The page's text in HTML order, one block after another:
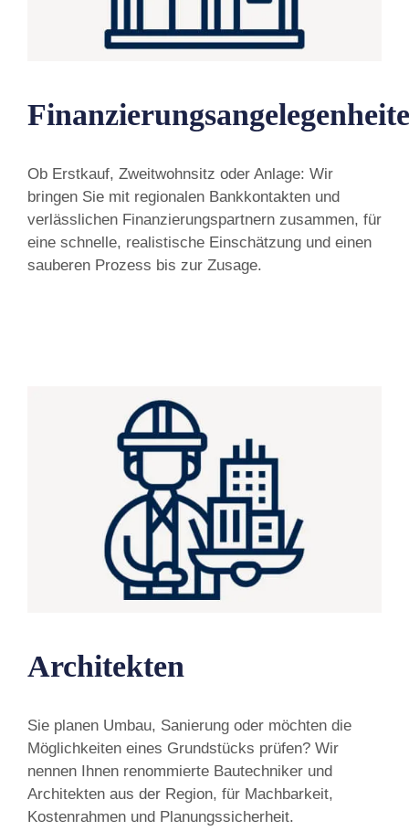
Ob Erstkauf, Zweitwohnsitz oder Anlage: Wir
bringen Sie mit regionalen Bankkontakten und
verlässlichen Finanzierungspartnern zusammen, für
eine schnelle, realistische Einschätzung und einen
sauberen Prozess bis zur Zusage.
Architekten
Sie planen Umbau, Sanierung oder möchten die
Möglichkeiten eines Grundstücks prüfen? Wir
nennen Ihnen renommierte Bautechniker und
Architekten aus der Region, für Machbarkeit,
Kostenrahmen und Planungssicherheit.